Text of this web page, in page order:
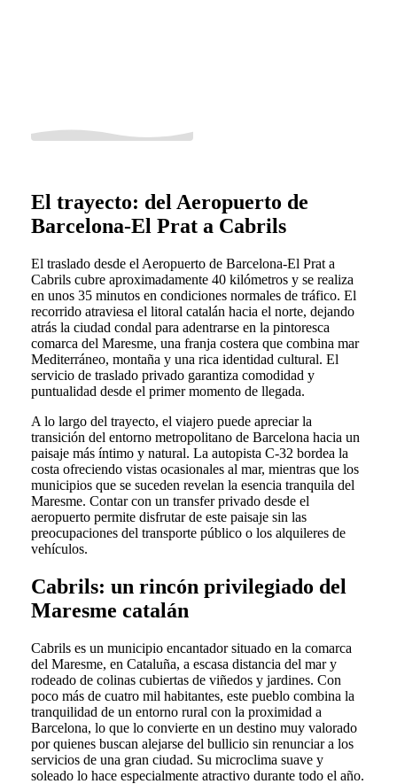
El trayecto: del Aeropuerto de
Barcelona-El Prat a Cabrils
El traslado desde el Aeropuerto de Barcelona-El Prat a
Cabrils cubre aproximadamente 40 kilómetros y se realiza
en unos 35 minutos en condiciones normales de tráfico. El
recorrido atraviesa el litoral catalán hacia el norte, dejando
atrás la ciudad condal para adentrarse en la pintoresca
comarca del Maresme, una franja costera que combina mar
Mediterráneo, montaña y una rica identidad cultural. El
servicio de traslado privado garantiza comodidad y
puntualidad desde el primer momento de llegada.
A lo largo del trayecto, el viajero puede apreciar la
transición del entorno metropolitano de Barcelona hacia un
paisaje más íntimo y natural. La autopista C-32 bordea la
costa ofreciendo vistas ocasionales al mar, mientras que los
municipios que se suceden revelan la esencia tranquila del
Maresme. Contar con un transfer privado desde el
aeropuerto permite disfrutar de este paisaje sin las
preocupaciones del transporte público o los alquileres de
vehículos.
Cabrils: un rincón privilegiado del
Maresme catalán
Cabrils es un municipio encantador situado en la comarca
del Maresme, en Cataluña, a escasa distancia del mar y
rodeado de colinas cubiertas de viñedos y jardines. Con
poco más de cuatro mil habitantes, este pueblo combina la
tranquilidad de un entorno rural con la proximidad a
Barcelona, lo que lo convierte en un destino muy valorado
por quienes buscan alejarse del bullicio sin renunciar a los
servicios de una gran ciudad. Su microclima suave y
soleado lo hace especialmente atractivo durante todo el año.